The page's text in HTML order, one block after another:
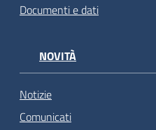
Documenti e dati
NOVITÀ
Notizie
Comunicati